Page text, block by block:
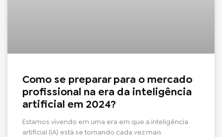
Como se preparar para o mercado
profissional na era da inteligência
artificial em 2024?
Estamos vivendo em uma era em que a inteligência
artificial (IA) está se tornando cada vez mais